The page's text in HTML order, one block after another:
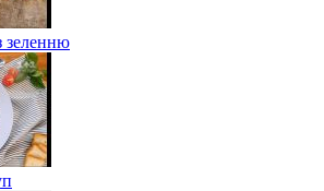
зеленню